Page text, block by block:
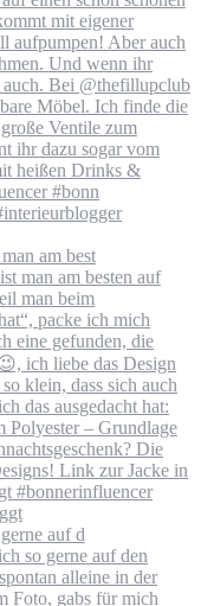
am best
auf d